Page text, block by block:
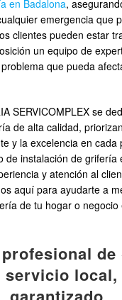
en Badalona,
emergencia que
clientes pueden estar
un equipo de
que pueda
SERVICOMPLEX se
de alta calidad,
y la excelencia en cada
de instalación de grifería
y atención al
aquí para ayudarte a
de tu hogar o negocio
servicio